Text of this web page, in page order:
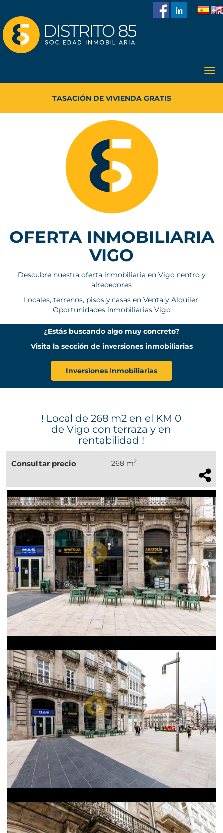
986
228
TASACIÓN DE VIVIENDA GRATIS
OFERTA INMOBILIARIA
VIGO
Descubre nuestra oferta inmobiliaria en Vigo centro y
alrededores
Locales, terrenos, pisos y casas en Venta y Alquiler.
Oportunidades inmobiliarias Vigo
¿Estás buscando algo muy concreto?
Visita la sección de inversiones inmobiliarias
Inversiones Inmobiliarias
! Local de 268 m2 en el KM 0
de Vigo con terraza y en
rentabilidad !
Consultar precio 268 m2